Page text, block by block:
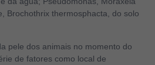
Brochothrix thermosphacta, do solo
pele dos animais no momento do
de fatores como local de